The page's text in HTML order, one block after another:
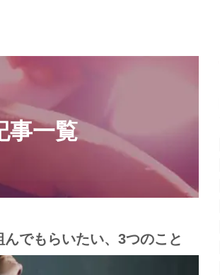
事一覧
でもらいたい、3つのこと